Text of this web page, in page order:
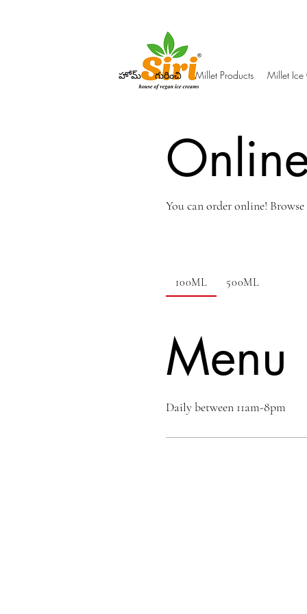
హోమ్ గురించి Millet Products Millet Ice
You can order online!
Menu
Daily between 11am-8pm
100ML 500ML